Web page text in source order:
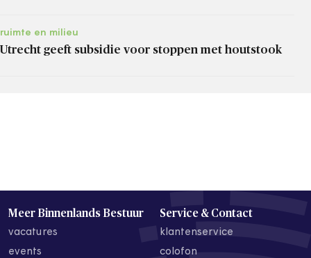
ruimte en milieu
Utrecht geeft subsidie voor stoppen met houtstook
Meer Binnenlands Bestuur
vacatures
events
Service & Contact
klantenservice
colofon